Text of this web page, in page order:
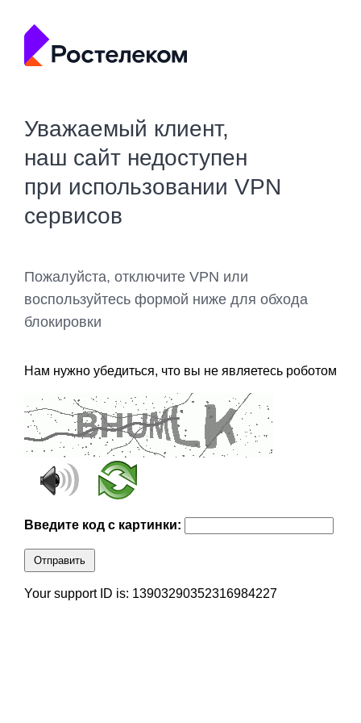
Уважаемый клиент,
наш сайт недоступен
при использовании VPN
сервисов
Пожалуйста, отключите VPN или
воспользуйтесь формой ниже для обхода
блокировки
Нам нужно убедиться, что вы не являетесь роботом
Введите код с картинки:
Отправить
Your support ID is: 13903290352316984227